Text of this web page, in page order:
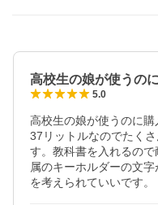
高校生の娘が使うの
5.0
高校生の娘が使うのに購
37リットルなのでたく
す。教科書を入れるの
属のキーホルダーの文